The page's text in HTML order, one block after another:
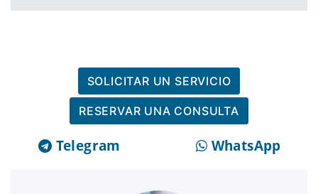
SOLICITAR UN SERVICIO
RESERVAR UNA CONSULTA
Telegram WhatsApp